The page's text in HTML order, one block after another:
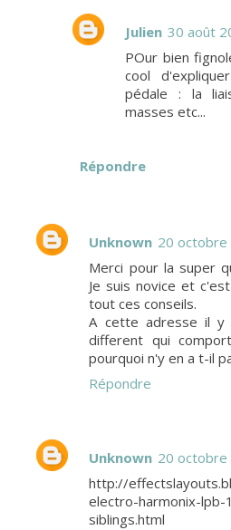
Julien 30 août
POur bien
cool
pédale : la
masses etc...
Répondre
Unknown 20 octobre
Merci pour la super
Je suis novice et
tout ces conseils.
A cette adresse il y
different qui
pourquoi n'y en a t-il
Répondre
Unknown 20 octobre
http://
electro-harmonix-lpb-
siblings.html